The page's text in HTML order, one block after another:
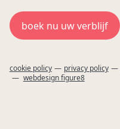
boek nu uw verblijf
cookie policy privacy policy
webdesign figure8